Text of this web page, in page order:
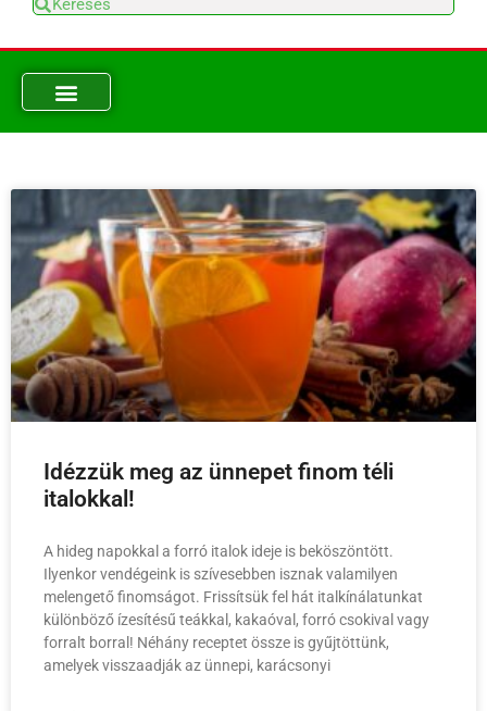
Idézzük meg az ünnepet finom téli
italokkal!
A hideg napokkal a forró italok ideje is beköszöntött.
Ilyenkor vendégeink is szívesebben isznak valamilyen
melengető finomságot. Frissítsük fel hát italkínálatunkat
különböző ízesítésű teákkal, kakaóval, forró csokival vagy
forralt borral! Néhány receptet össze is gyűjtöttünk,
amelyek visszaadják az ünnepi, karácsonyi